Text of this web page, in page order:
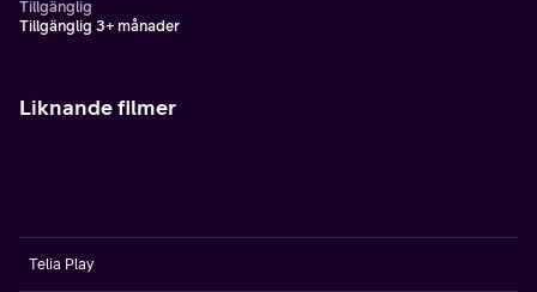
Tillgänglig
Tillgänglig 3+ månader
Liknande filmer
Telia Play